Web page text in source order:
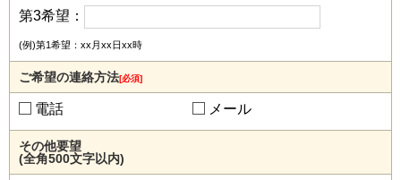
第3希望：
(例)第1希望：xx月xx日xx時
ご希望の連絡方法[必須]
電話 メール
その他要望
(全角500文字以内)